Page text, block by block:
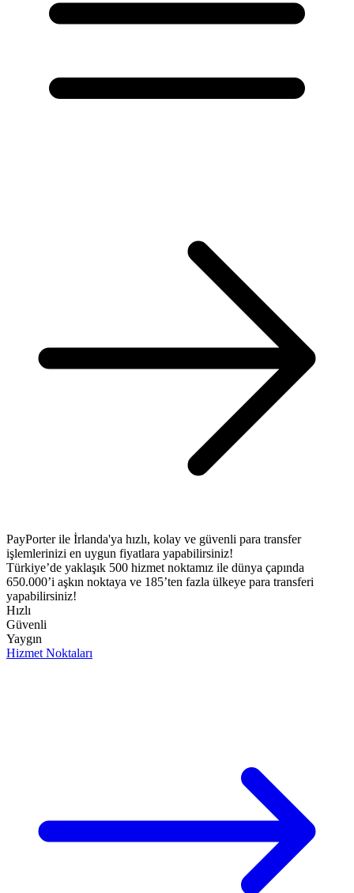
PayPorter ile İrlanda'ya hızlı, kolay ve güvenli para transfer
işlemlerinizi en uygun fiyatlara yapabilirsiniz!​
Türkiye’de yaklaşık 500 hizmet noktamız ile dünya çapında
650.000’i aşkın noktaya ve 185’ten fazla ülkeye para transferi
yapabilirsiniz!
Hızlı
Güvenli
Yaygın
Hizmet Noktaları